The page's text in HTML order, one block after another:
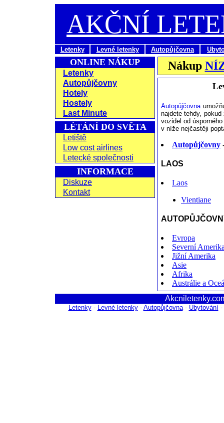
AKČNÍ
Letenky Levné letenky Autopůjčovna
ONLINE NÁKUP
Letenky
Autopůjčovny
Hotely
Hostely
Last Minute
LÉTÁNÍ DO SVĚTA
Letiště
Low cost airlines
Letecké společnosti
INFORMACE
Diskuze
Kontakt
Nákup
Autopůjčovna
najdete tehdy,
vozidel od
v níže nejčastěji
Autopůjčovny
LAOS
Laos
Vientiane
Evropa
Severní
Jižní Amerika
Asie
Afrika
Austrálie a
Letenky- Levné letenky- Autopůjčovna- Ubytování-